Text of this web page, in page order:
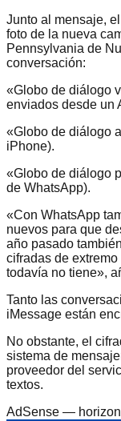
Junto al mensaje,
foto de la nueva
Pennsylvania de
conversación:
«Globo de diálogo
enviados desde un
«Globo de diálogo
iPhone).
«Globo de diálogo
de WhatsApp).
«Con WhatsApp
nuevos para que
año pasado
cifradas de
todavía no tiene»,
Tanto las
iMessage están
No obstante, el
sistema de
proveedor del
textos.
AdSense —